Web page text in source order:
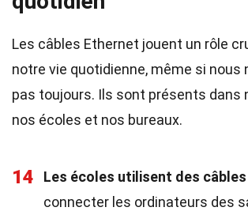
Les câbles Ethernet jouent un rôle
notre vie quotidienne, même si nous
pas toujours. Ils sont présents dans
nos écoles et nos bureaux.
14 Les écoles utilisent des
connecter les ordinateurs des